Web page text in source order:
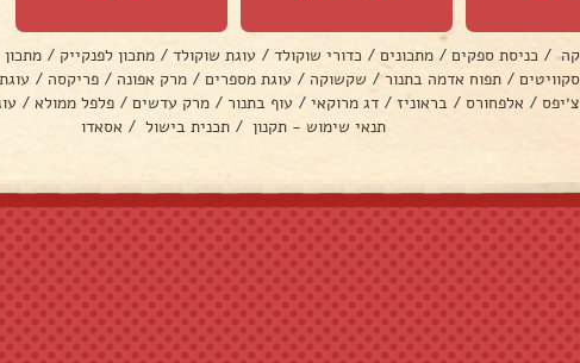
/ כניסת ספקים / מתכונים / כדורי שוקולד / עוגת שוקולד / מתכון לפנקייק /
/ תפוח אדמה בתנור / שקשוקה / עוגת מספרים / מרק אפונה / פריקסה /
/ אלפחורס / בראוניז / דג מרוקאי / עוף בתנור / מרק עדשים / פלפל ממולא /
תנאי שימוש - תקנון / תכנית בישול / אסאדו